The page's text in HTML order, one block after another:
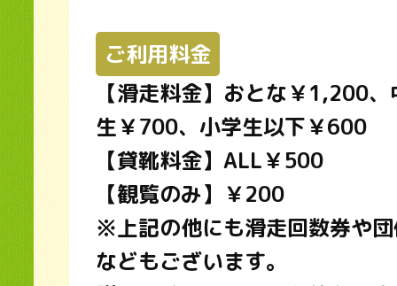
ご利用料金
【滑走料金】おとな￥1,200
生￥700、小学生以下￥600
【貸靴料金】ALL￥500
【観覧のみ】￥200
※上記の他にも滑走回数券や
などもございます。